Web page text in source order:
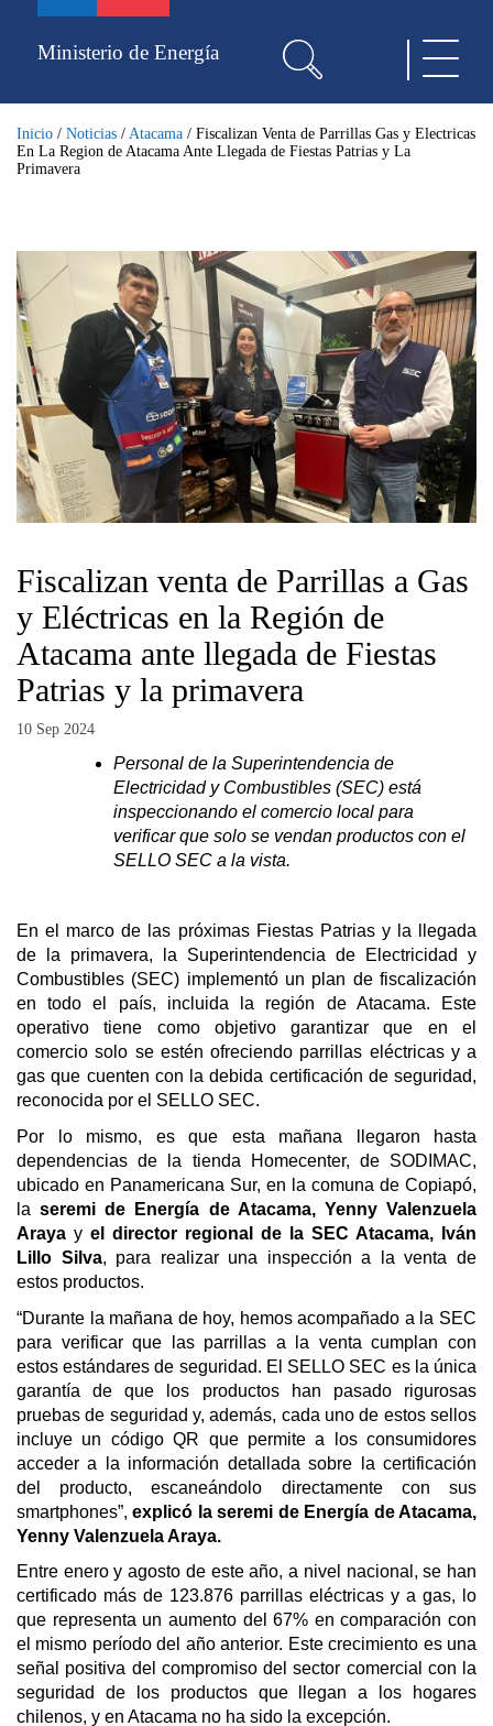
contenidoMinisterio de Energía
Inicio / Noticias / Atacama / Fiscalizan Venta de Parrillas Gas y Electricas
En La Region de Atacama Ante Llegada de Fiestas Patrias y La
Primavera
Fiscalizan venta de Parrillas a Gas
y Eléctricas en la Región de
Atacama ante llegada de Fiestas
Patrias y la primavera
10 Sep 2024
Personal de la Superintendencia de
Electricidad y Combustibles (SEC) está
inspeccionando el comercio local para
verificar que solo se vendan productos con el
SELLO SEC a la vista.
En el marco de las próximas Fiestas Patrias y la llegada
de la primavera, la Superintendencia de Electricidad y
Combustibles (SEC) implementó un plan de fiscalización
en todo el país, incluida la región de Atacama. Este
operativo tiene como objetivo garantizar que en el
comercio solo se estén ofreciendo parrillas eléctricas y a
gas que cuenten con la debida certificación de seguridad,
reconocida por el SELLO SEC.
Por lo mismo, es que esta mañana llegaron hasta
dependencias de la tienda Homecenter, de SODIMAC,
ubicado en Panamericana Sur, en la comuna de Copiapó,
laseremi de Energía de Atacama, Yenny Valenzuela
Araya y el director regional de la SEC Atacama, Iván
Lillo Silva, para realizar una inspección a la venta de
estos productos.
“Durante la mañana de hoy, hemos acompañado a la SEC
para verificar que las parrillas a la venta cumplan con
estos estándares de seguridad. El SELLO SEC es la única
garantía de que los productos han pasado rigurosas
pruebas de seguridad y, además, cada uno de estos sellos
incluye un código QR que permite a los consumidores
acceder a la información detallada sobre la certificación
del producto, escaneándolo directamente con sus
smartphones”,explicó la seremi de Energía de Atacama,
Yenny Valenzuela Araya.
Entre enero y agosto de este año, a nivel nacional, se han
certificado más de 123.876 parrillas eléctricas y a gas, lo
que representa un aumento del 67% en comparación con
el mismo período del año anterior. Este crecimiento es una
señal positiva del compromiso del sector comercial con la
seguridad de los productos que llegan a los hogares
chilenos, y en Atacama no ha sido la excepción.